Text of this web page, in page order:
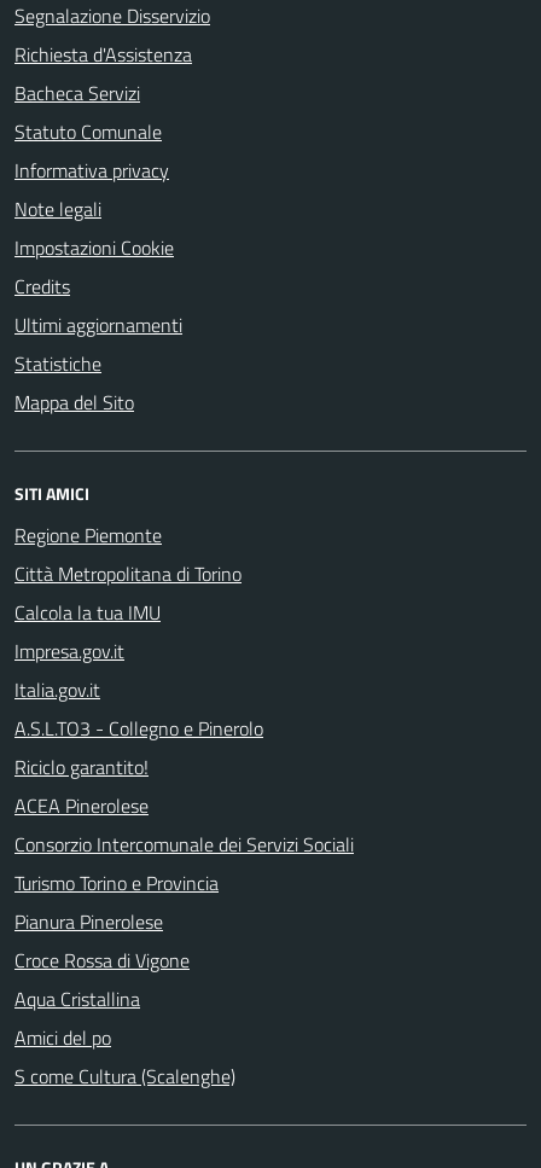
Segnalazione Disservizio
Richiesta d'Assistenza
Bacheca Servizi
Statuto Comunale
Informativa privacy
Note legali
Impostazioni Cookie
Credits
Ultimi aggiornamenti
Statistiche
Mappa del Sito
SITI AMICI
Regione Piemonte
Città Metropolitana di Torino
Calcola la tua IMU
Impresa.gov.it
Italia.gov.it
A.S.L.TO3 - Collegno e Pinerolo
Riciclo garantito!
ACEA Pinerolese
Consorzio Intercomunale dei Servizi Sociali
Turismo Torino e Provincia
Pianura Pinerolese
Croce Rossa di Vigone
Aqua Cristallina
Amici del po
S come Cultura (Scalenghe)